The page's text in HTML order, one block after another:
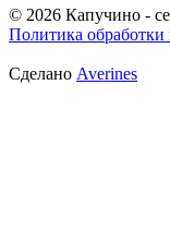
© 2026 Капучино -
Политика
Сделано Averines